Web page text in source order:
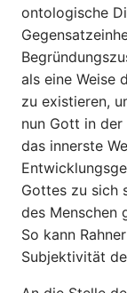
ontologische
als eine Weise
zu existieren,
nun Gott in der
das innerste
Gottes zu sich
des Menschen
So kann
Subjektivität